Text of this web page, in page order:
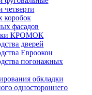
четверти
коробок
фасадов
КРОМОК
дверей
Евроокон
погонажных
обкладки
одностороннего